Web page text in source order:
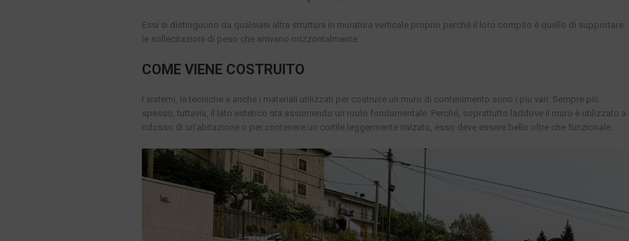
Essi si distinguono da qualsiasi altra struttura in muratura verticale proprio perché il loro compito è quello di supportare
le sollecitazioni di peso che arrivano orizzontalmente.
COME VIENE COSTRUITO
I sistemi, le tecniche e anche i materiali utilizzati per costruire un muro di contenimento sono i più vari. Sempre più
spesso, tuttavia, il lato estetico sta assumendo un ruolo fondamentale. Perché, soprattutto laddove il muro è utilizzato a
ridosso di un’abitazione o per contenere un cortile leggermente rialzato, esso deve essere bello oltre che funzionale.